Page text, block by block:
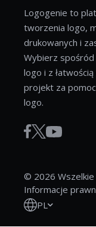
Logogenie to
tworzenia logo,
drukowanych i
Wybierz
logo i z
projekt za
logo.
© 2026
Informacje
PL